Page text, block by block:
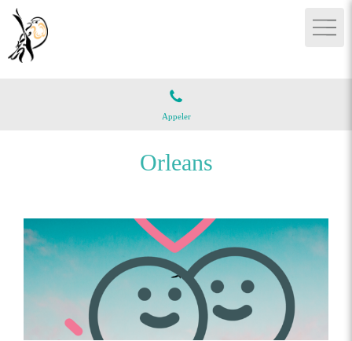
Appeler
Orleans